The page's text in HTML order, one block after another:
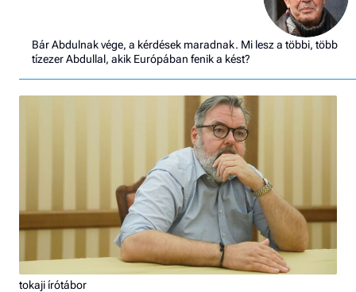
Bár Abdulnak vége, a kérdések maradnak. Mi lesz a többi, több
tízezer Abdullal, akik Európában fenik a kést?
tokaji írótábor